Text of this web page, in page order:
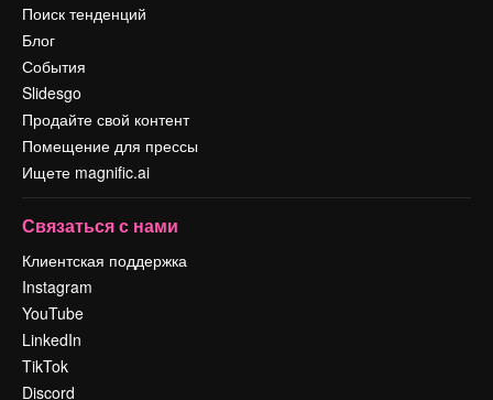
Поиск тенденций
Блог
События
Slidesgo
Продайте свой контент
Помещение для прессы
Ищете magnific.ai
Связаться с нами
Клиентская поддержка
Instagram
YouTube
LinkedIn
TikTok
Discord